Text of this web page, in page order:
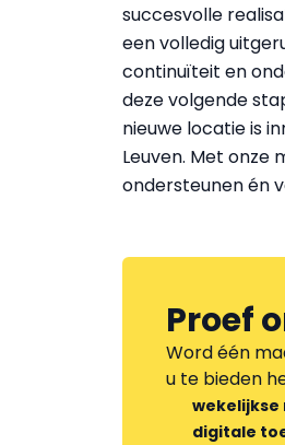
succesvolle
een volledig
continuïteit en
deze volgende
nieuwe locatie is
Leuven. Met
ondersteunen én
Proef
Word één
u te bieden
digitale